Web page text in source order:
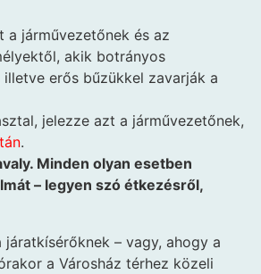
a járművezetőnek és az
akik botrányos
erős bűzükkel zavarják a
jelezze azt a járművezetőnek,
.
Minden olyan esetben
– legyen szó étkezésről,
– vagy, ahogy a
a Városház térhez közeli